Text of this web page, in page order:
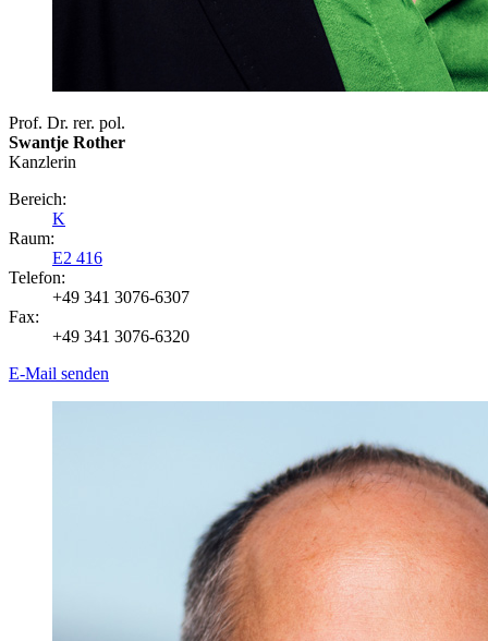
Prof. Dr. rer. pol.
Swantje Rother
Kanzlerin
Bereich:
K
Raum:
E2 416
Telefon:
+49 341 3076-6307
Fax:
+49 341 3076-6320
E-Mail senden